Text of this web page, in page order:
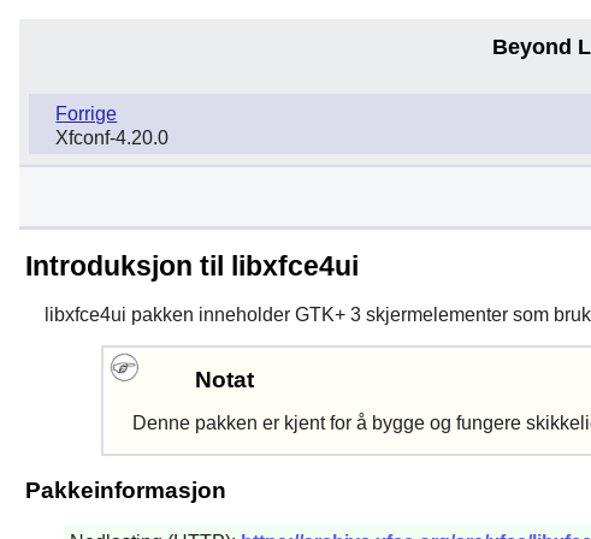
Beyond
Forrige
Xfconf-4.20.0
Introduksjon til libxfce4ui
libxfce4ui pakken inneholder GTK+ 3skjermelementer som
Notat
Denne pakken er kjent for å bygge og fungere
Pakkeinformasjon